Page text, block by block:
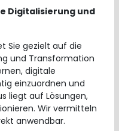
Digitalisierung und
Sie gezielt auf die
und Transformation
digitale
einzuordnen und
liegt auf Lösungen,
Wir vermitteln
anwendbar.